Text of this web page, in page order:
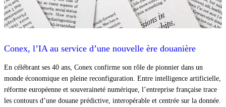
Conex, l’IA au service d’une nouvelle ère douanière
En célébrant ses 40 ans, Conex confirme son rôle de pionnier dans un
monde économique en pleine reconfiguration. Entre intelligence artificielle,
réforme européenne et souveraineté numérique, l’entreprise française trace
les contours d’une douane prédictive, interopérable et centrée sur la donnée.